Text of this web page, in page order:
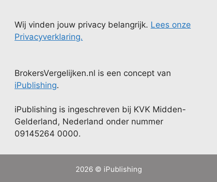
Wij vinden jouw privacy belangrijk. Lees onze
Privacyverklaring.
BrokersVergelijken.nl is een concept van
iPublishing.
iPublishing is ingeschreven bij KVK Midden-
Gelderland, Nederland onder nummer
09145264 0000.
2026 © iPublishing